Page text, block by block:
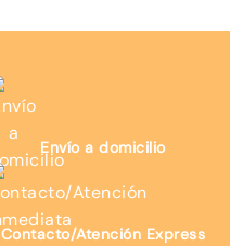
Envío a domicilio
Contacto/Atención Express